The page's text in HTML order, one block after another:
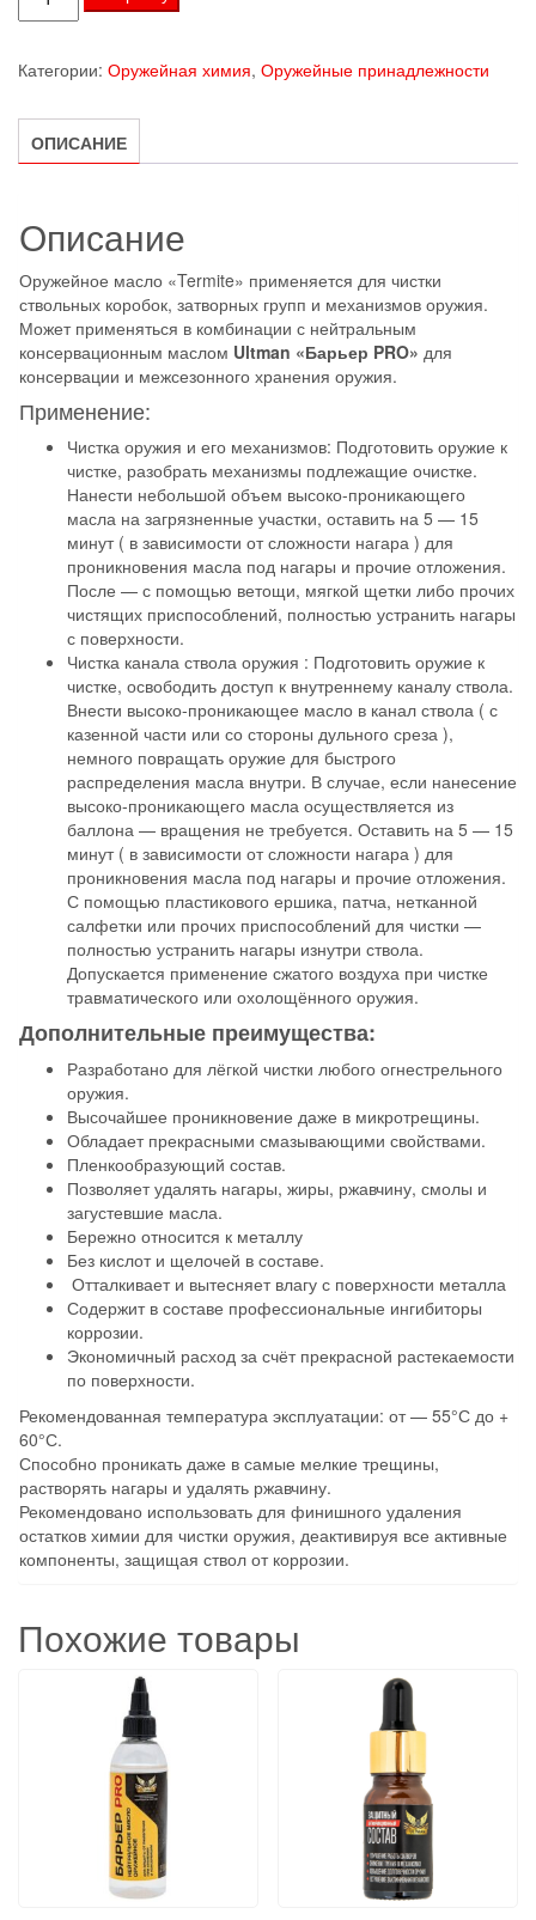
товара
проникающее
масло
«Termite»
Категории: Оружейная химия, Оружейные принадлежности
ОПИСАНИЕ
Описание
Оружейное масло «Termite» применяется для чистки
ствольных коробок, затворных групп и механизмов оружия.
Может применяться в комбинации с нейтральным
консервационным маслом Ultman «Барьер PRO» для
консервации и межсезонного хранения оружия.
Применение:
Чистка оружия и его механизмов: Подготовить оружие к
чистке, разобрать механизмы подлежащие очистке.
Нанести небольшой объем высоко-проникающего
масла на загрязненные участки, оставить на 5 — 15
минут ( в зависимости от сложности нагара ) для
проникновения масла под нагары и прочие отложения.
После — с помощью ветощи, мягкой щетки либо прочих
чистящих приспособлений, полностью устранить нагары
с поверхности.
Чистка канала ствола оружия : Подготовить оружие к
чистке, освободить доступ к внутреннему каналу ствола.
Внести высоко-проникающее масло в канал ствола ( с
казенной части или со стороны дульного среза ),
немного повращать оружие для быстрого
распределения масла внутри. В случае, если нанесение
высоко-проникающего масла осуществляется из
баллона — вращения не требуется. Оставить на 5 — 15
минут ( в зависимости от сложности нагара ) для
проникновения масла под нагары и прочие отложения.
С помощью пластикового ершика, патча, нетканной
салфетки или прочих приспособлений для чистки —
полностью устранить нагары изнутри ствола.
Допускается применение сжатого воздуха при чистке
травматического или охолощённого оружия.
Дополнительные преимущества:
Разработано для лёгкой чистки любого огнестрельного
оружия.
Высочайшее проникновение даже в микротрещины.
Обладает прекрасными смазывающими свойствами.
Пленкообразующий состав.
Позволяет удалять нагары, жиры, ржавчину, смолы и
загустевшие масла.
Бережно относится к металлу
Без кислот и щелочей в составе.
Отталкивает и вытесняет влагу с поверхности металла
Содержит в составе профессиональные ингибиторы
коррозии.
Экономичный расход за счёт прекрасной растекаемости
по поверхности.
Рекомендованная температура эксплуатации: от — 55°С до +
60°С.
Способно проникать даже в самые мелкие трещины,
растворять нагары и удалять ржавчину.
Рекомендовано использовать для финишного удаления
остатков химии для чистки оружия, деактивируя все активные
компоненты, защищая ствол от коррозии.
Похожие товары